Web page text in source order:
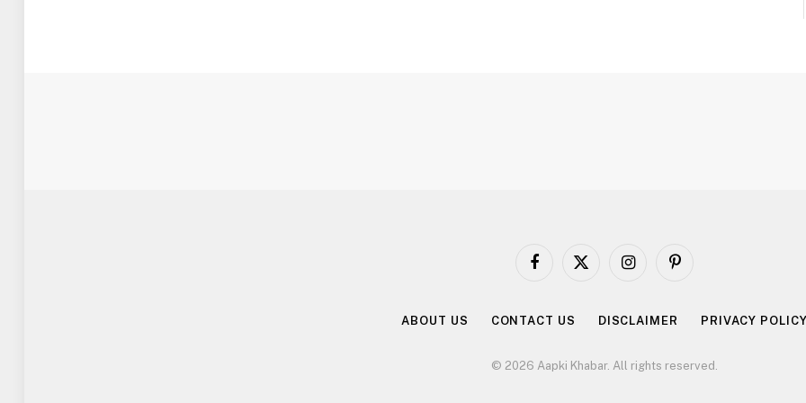
Facebook
X
InstagramPinterest
ABOUT US CONTACT US DISCLAIMER PRIVACY
© 2026 Aapki Khabar. All rights reserved.